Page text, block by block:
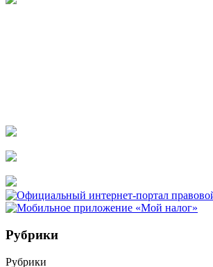
Рубрики
Рубрики